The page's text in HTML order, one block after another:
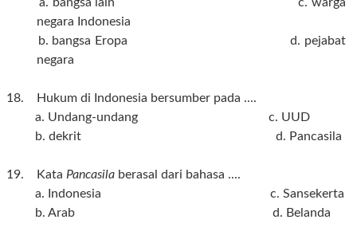
negara Indonesia
b. bangsa Eropa d. pejabat
negara
18. Hukum di Indonesia bersumber pada ....
a. Undang-undang c. UUD
b. dekrit d. Pancasila
19. Kata Pancasila berasal dari bahasa ....
a. Indonesia c. Sansekerta
b. Arab d. Belanda